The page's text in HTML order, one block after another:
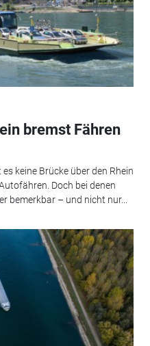
bremst Fähren
keine Brücke über den Rhein
Doch bei denen
bemerkbar – und nicht nur...